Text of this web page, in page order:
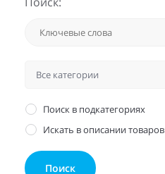
Поиск в подкатегориях
Искать в описании товаров